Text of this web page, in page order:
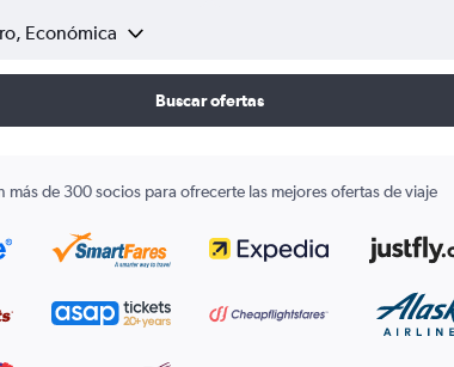
Económica
Buscar ofertas
más de 300 socios para ofrecerte las mejores ofertas de viaje